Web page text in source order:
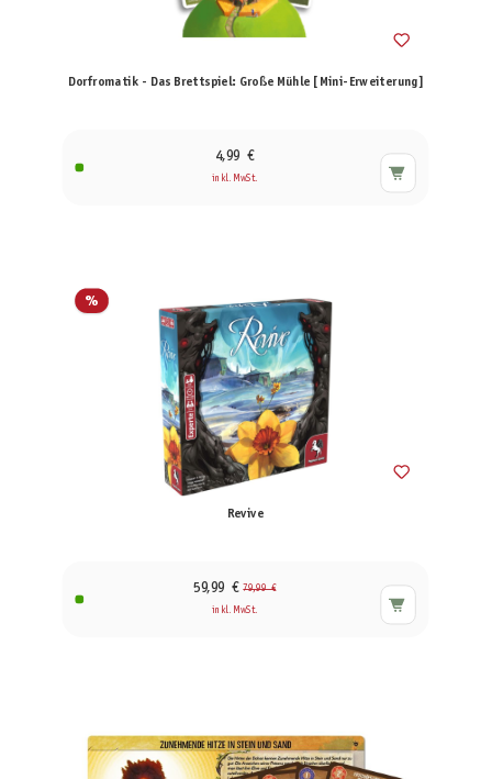
Dorfromatik - Das Brettspiel: Große Mühle [Mini-Erweiterung]
4,99 €
inkl. MwSt.
%
Revive
59,99 € 79,99 €
inkl. MwSt.